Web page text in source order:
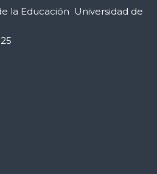
la Educación Universidad de